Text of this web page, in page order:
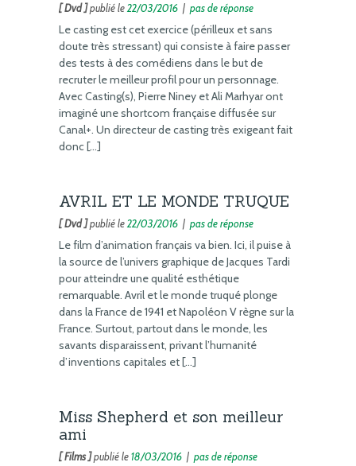
[ Dvd ]publié le22/03/2016 | pas de réponse
Le casting est cet exercice (périlleux et sans
doute très stressant) qui consiste à faire passer
des tests à des comédiens dans le but de
recruter le meilleur profil pour un personnage.
Avec Casting(s), Pierre Niney et Ali Marhyar ont
imaginé une shortcom française diffusée sur
Canal+. Un directeur de casting très exigeant fait
donc […]
AVRIL ET LE MONDE TRUQUE
[ Dvd ]publié le22/03/2016 | pas de réponse
Le film d’animation français va bien. Ici, il puise à
la source de l’univers graphique de Jacques Tardi
pour atteindre une qualité esthétique
remarquable. Avril et le monde truqué plonge
dans la France de 1941 et Napoléon V règne sur la
France. Surtout, partout dans le monde, les
savants disparaissent, privant l’humanité
d’inventions capitales et […]
Miss Shepherd et son meilleur
ami
[ Films ]publié le18/03/2016 | pas de réponse